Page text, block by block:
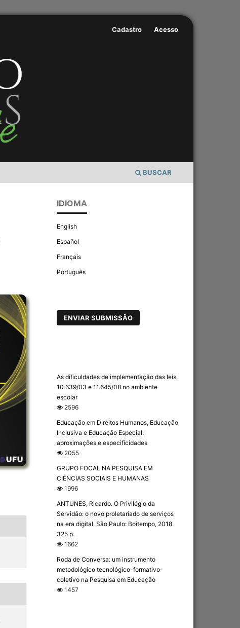
BUSCAR
Cadastro Acesso
IDIOMA
English
Español
Français
Português
ENVIAR SUBMISSÃO
As dificuldades de implementação das leis
10.639/03 e 11.645/08 no ambiente
escolar
2596
Educação em Direitos Humanos, Educação
Inclusiva e Educação Especial:
aproximações e especificidades
2055
GRUPO FOCAL NA PESQUISA EM
CIÊNCIAS SOCIAIS E HUMANAS
1996
ANTUNES, Ricardo. O Privilégio da
Servidão: o novo proletariado de serviços
na era digital. São Paulo: Boitempo, 2018.
325 p.
1662
Roda de Conversa: um instrumento
metodológico tecnológico-formativo-
coletivo na Pesquisa em Educação
1457